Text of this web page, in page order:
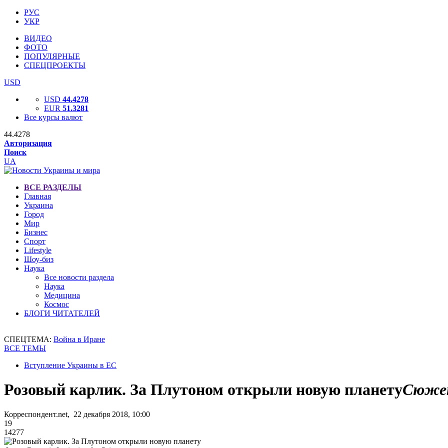
РУС
УКР
ВИДЕО
ФОТО
ПОПУЛЯРНЫЕ
СПЕЦПРОЕКТЫ
USD
USD 44.4278
EUR 51.3281
Все курсы валют
44.4278
Авторизация
Поиск
UA
ВСЕ РАЗДЕЛЫ
Главная
Украина
Город
Мир
Бизнес
Спорт
Lifestyle
Шоу-биз
Наука
Все новости раздела
Наука
Медицина
Космос
БЛОГИ ЧИТАТЕЛЕЙ
СПЕЦТЕМА: Война в Иране
ВСЕ ТЕМЫ
Вступление Украины в ЕС
Розовый карлик. За Плутоном открыли новую планету
Корреспондент.net, 22 декабря 2018, 10:00
19
14277